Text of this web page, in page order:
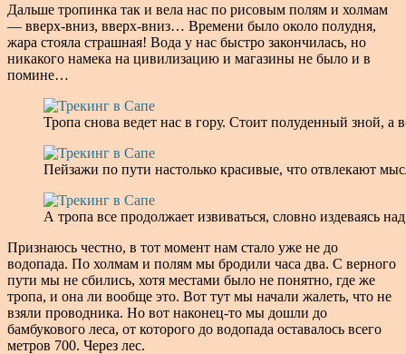
Дальше тропинка так и вела нас по рисовым полям и холмам
— вверх-вниз, вверх-вниз… Времени было около полудня,
жара стояла страшная! Вода у нас быстро закончилась, но
никакого намека на цивилизацию и магазины не было и в
помине…
Тропа снова ведет нас в гору. Стоит полуденный зной, а
Пейзажи по пути настолько красивые, что отвлекают
А тропа все продолжает извиваться, словно издеваясь
Признаюсь честно, в тот момент нам стало уже не до
водопада. По холмам и полям мы бродили часа два. С верного
пути мы не сбились, хотя местами было не понятно, где же
тропа, и она ли вообще это. Вот тут мы начали жалеть, что не
взяли проводника. Но вот наконец-то мы дошли до
бамбукового леса, от которого до водопада оставалось всего
метров 700. Через лес.